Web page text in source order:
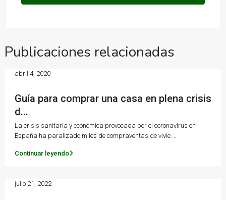
Publicaciones relacionadas
Guía para comprar una casa en plena crisis
d...
abril 4, 2020
La crisis sanitaria y económica provocada por el coronavirus en
España ha paralizado miles de compraventas de vivie
Continuar leyendo
julio 21, 2022